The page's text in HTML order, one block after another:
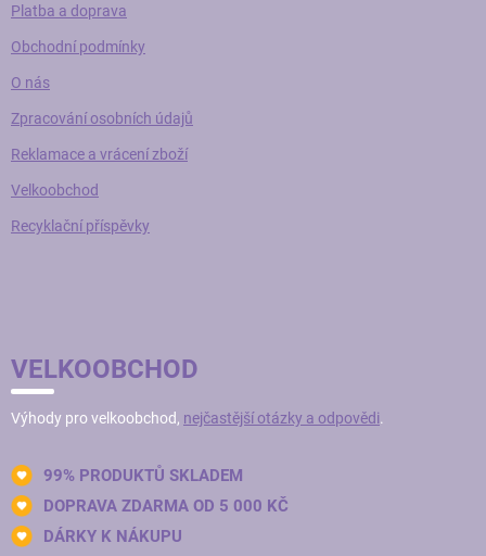
Platba a doprava
Obchodní podmínky
O nás
Zpracování osobních údajů
Reklamace a vrácení zboží
Velkoobchod
Recyklační příspěvky
VELKOOBCHOD
Výhody pro velkoobchod, nejčastější otázky a odpovědi.
99% PRODUKTŮ SKLADEM
DOPRAVA ZDARMA OD 5 000 KČ
DÁRKY K NÁKUPU